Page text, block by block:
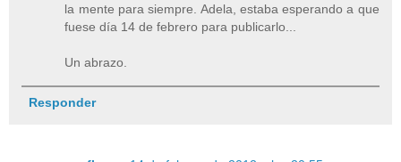
la mente para siempre. Adela, estaba esperando a que
fuese día 14 de febrero para publicarlo...
Un abrazo.
Responder